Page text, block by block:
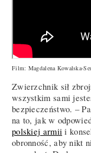
Film: Magdalena Kowalska-
Zwierzchnik sił
wszystkim sami
bezpieczeństwo. –
na to, jak w
polskiej armii i
obronność, aby nikt